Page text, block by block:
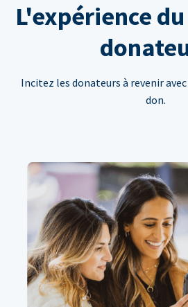
L'expérience
Incitez les donateurs à revenir
don.